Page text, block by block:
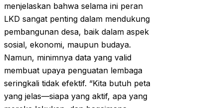
menjelaskan bahwa selama ini peran
LKD sangat penting dalam mendukung
pembangunan desa, baik dalam aspek
sosial, ekonomi, maupun budaya.
Namun, minimnya data yang valid
membuat upaya penguatan lembaga
seringkali tidak efektif. “Kita butuh peta
yang jelas—siapa yang aktif, apa yang